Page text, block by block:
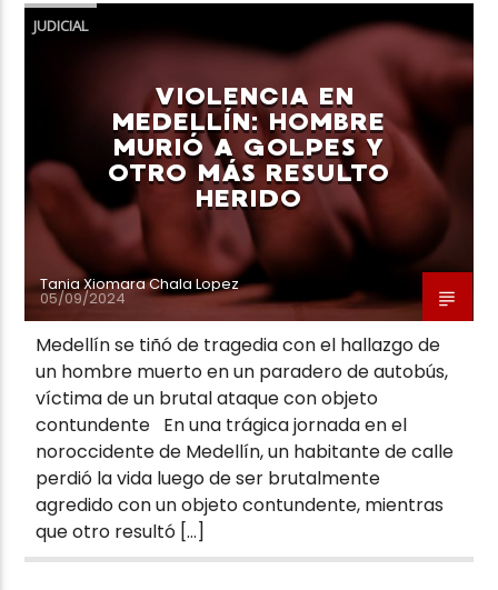
JUDICIAL
VIOLENCIA EN
MEDELLÍN: HOMBRE
MURIÓ A GOLPES Y
OTRO MÁS RESULTO
HERIDO
Tania Xiomara Chala Lopez
05/09/2024
Medellín se tiñó de tragedia con el hallazgo de
un hombre muerto en un paradero de autobús,
víctima de un brutal ataque con objeto
contundente En una trágica jornada en el
noroccidente de Medellín, un habitante de calle
perdió la vida luego de ser brutalmente
agredido con un objeto contundente, mientras
que otro resultó […]